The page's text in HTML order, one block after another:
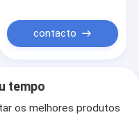
contacto
tempo
os melhores produtos